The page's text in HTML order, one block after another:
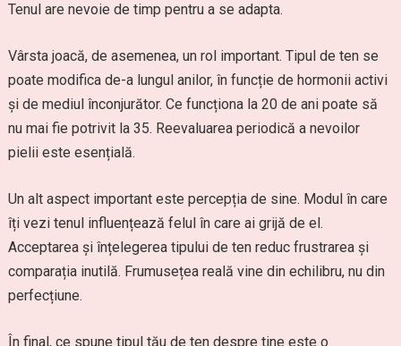
Tenul are nevoie de timp pentru a se adapta.
Vârsta joacă, de asemenea, un rol important. Tipul de ten se
poate modifica de-a lungul anilor, în funcție de hormonii activi
și de mediul înconjurător. Ce funcționa la 20 de ani poate să
nu mai fie potrivit la 35. Reevaluarea periodică a nevoilor
pielii este esențială.
Un alt aspect important este percepția de sine. Modul în care
îți vezi tenul influențează felul în care ai grijă de el.
Acceptarea și înțelegerea tipului de ten reduc frustrarea și
comparația inutilă. Frumusețea reală vine din echilibru, nu din
perfecțiune.
În final, ce spune tipul tău de ten despre tine este o